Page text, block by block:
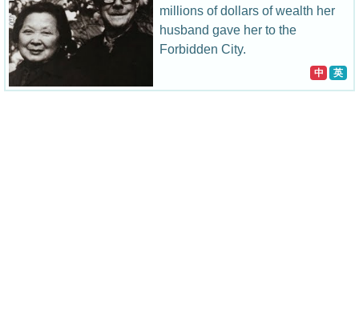
millions of dollars of wealth her
husband gave her to the
Forbidden City.
中 英